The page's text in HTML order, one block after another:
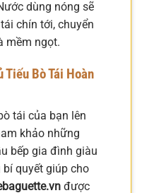
dùng nóng sẽ
chín tới, chuyển
mềm ngọt.
Tiếu Bò Tái Hoàn
tái của bạn lên
khảo những
bếp gia đình giàu
quyết giúp cho
được